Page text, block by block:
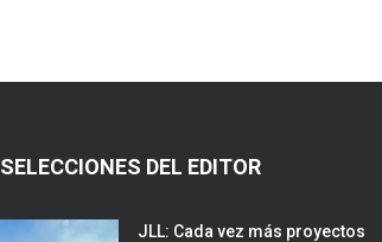
SELECCIONES DEL EDITOR
JLL: Cada vez más proyectos